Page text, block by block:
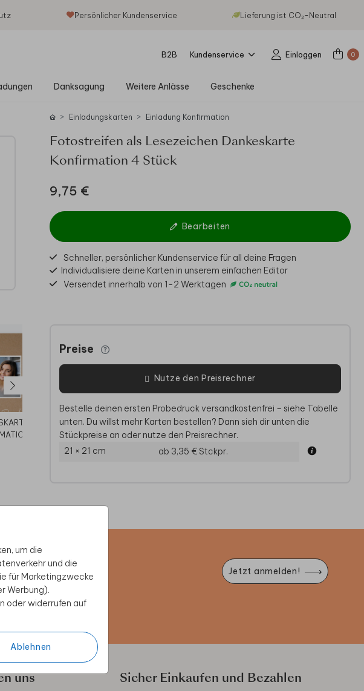
Persönlicher Kundenservice Lieferung ist CO₂-Neutral
B2B Kundenservice Einloggen 0
Danksagung Weitere Anlässe Geschenke
um die
und die
für Marketingzwecke
Werbung).
oder widerrufen auf
Ablehnen
DANKESKARTE
KONFIRMATION
DANKESKARTE
KONFIRMATION
Einladungskarten Einladung Konfirmation
Fotostreifen als Lesezeichen Dankeskarte
Konfirmation 4 Stück
9,75 €
Bearbeiten
Schneller, persönlicher Kundenservice für all deine Fragen
Individualisiere deine Karten in unserem einfachen Editor
Versendet innerhalb von 1-2 Werktagen
Preise
Nutze den Preisrechner
Bestelle deinen ersten Probedruck versandkostenfrei – siehe Tabelle
unten. Du willst mehr Karten bestellen? Dann sieh dir unten die
Stückpreise an oder nutze den Preisrechner.
21 × 21 cm
ab 3,35 €Stckpr.
Jetzt anmelden!
uns
Sicher Einkaufen und Bezahlen